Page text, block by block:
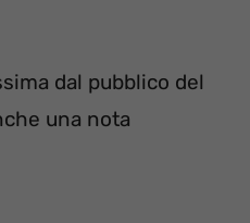
dal pubblico del
una nota